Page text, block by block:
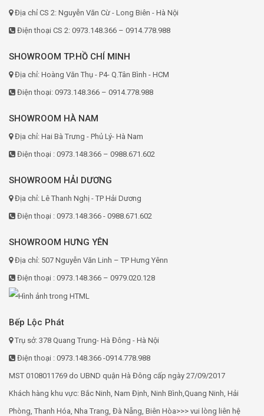
Địa chỉ CS 2: Nguyễn Văn Cừ - Long Biên - Hà Nội
Điện thoại CS 2: 0973.148.366 – 0914.778.988
SHOWROOM TP.HỒ CHÍ MINH
Địa chỉ: Hoàng Văn Thụ - P4- Q.Tân Bình - HCM
Điện thoại: 0973.148.366 – 0914.778.988
SHOWROOM HÀ NAM
Địa chỉ: Hai Bà Trưng - Phủ Lý- Hà Nam
Điện thoại : 0973.148.366 – 0988.671.602
SHOWROOM HẢI DƯƠNG
Địa chỉ: Lê Thanh Nghị - TP Hải Dương
Điện thoại : 0973.148.366 - 0988.671.602
SHOWROOM HƯNG YÊN
Địa chỉ: 507 Nguyễn Văn Linh – TP Hưng Yênn
Điện thoại : 0973.148.366 – 0979.020.128
Bếp Lộc Phát
Trụ sở: 378 Quang Trung- Hà Đông - Hà Nội
Điện thoại : 0973.148.366 -0914.778.988
MST 0108011769 do UBND quận Hà Đông cấp ngày 27/09/2017
Khách hàng khu vực: Bắc Ninh, Nam Định, Ninh Bình,Quang Ninh, Hải
Phòng, Thanh Hóa, Nha Trang, Đà Nẵng, Biên Hòa>>> vui lòng liên hệ